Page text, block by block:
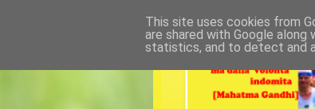
This site uses cookies from
are shared with Google
statistics, and to detect and